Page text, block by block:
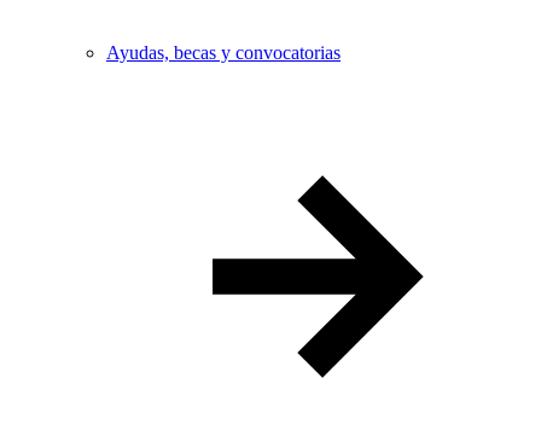
Ayudas, becas y convocatorias